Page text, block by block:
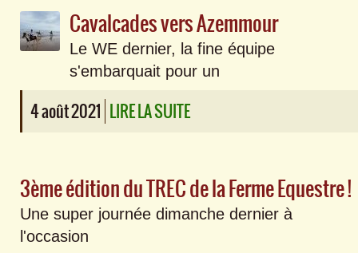
Cavalcades vers Azemmour
Le WE dernier, la fine équipe
s'embarquait pour un
4 août 2021 LIRE LA SUITE
3ème édition du TREC de la Ferme Equestre !
Une super journée dimanche dernier à
l'occasion